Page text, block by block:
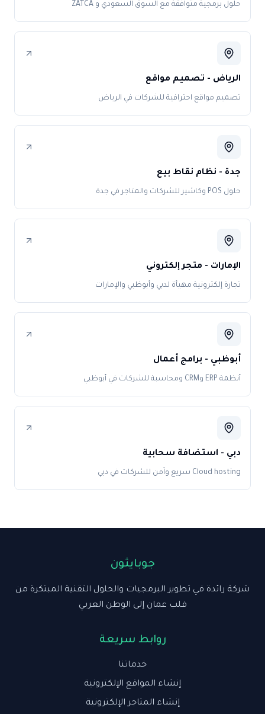
حلول برمجية متوافقة مع السوق السعودي و ZATCA
الرياض - تصميم مواقع
تصميم مواقع احترافية للشركات في الرياض
جدة - نظام نقاط بيع
حلول POS وكاشير للشركات والمتاجر في جدة
الإمارات - متجر إلكتروني
تجارة إلكترونية مهيأة لدبي وأبوظبي والإمارات
أبوظبي - برامج أعمال
أنظمة ERP وCRM ومحاسبة للشركات في أبوظبي
دبي - استضافة سحابية
Cloud hosting سريع وآمن للشركات في دبي
جوبايثون
شركة رائدة في تطوير البرمجيات والحلول التقنية المبتكرة من
قلب عمان إلى الوطن العربي
روابط سريعة
خدماتنا
إنشاء المواقع الإلكترونية
إنشاء المتاجر الإلكترونية